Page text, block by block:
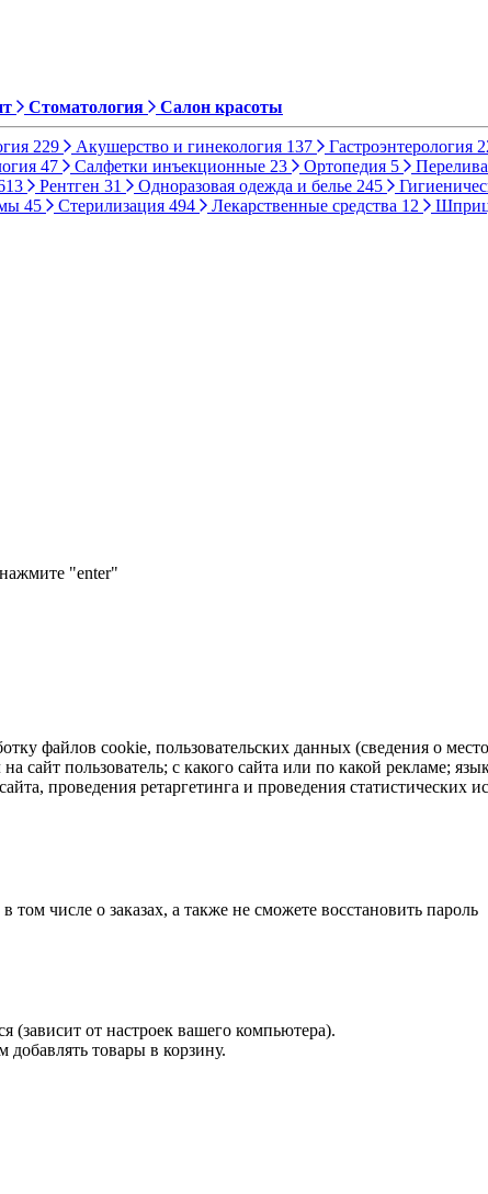
Стоматология Салон красоты
229 Акушерство и гинекология 137 Гастроэнтерология
47 Салфетки инъекционные 23 Ортопедия 5
Рентген 31 Одноразовая одежда и белье 245
45 Стерилизация 494 Лекарственные средства 12
"enter"
файлов cookie, пользовательских данных (сведения о
сайт пользователь; с какого сайта или по какой рекламе;
проведения ретаргетинга и проведения
том числе о заказах, а также не сможете восстановить пароль
(зависит от настроек вашего компьютера).
добавлять товары в корзину.